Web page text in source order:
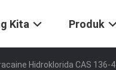
Kita Produk
Hidroklorida CAS 136-